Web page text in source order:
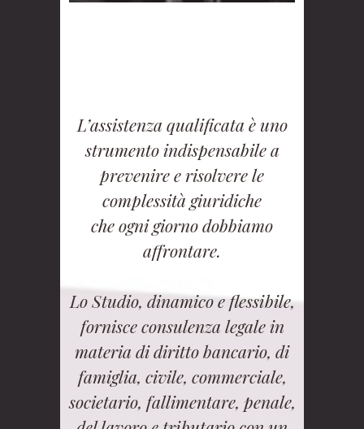
L’assistenza qualificata è uno
strumento indispensabile a
prevenire e risolvere le
complessità giuridiche
che ogni giorno dobbiamo
affrontare.
Lo Studio, dinamico e flessibile,
fornisce consulenza legale in
materia di diritto bancario, di
famiglia, civile, commerciale,
societario, fallimentare, penale,